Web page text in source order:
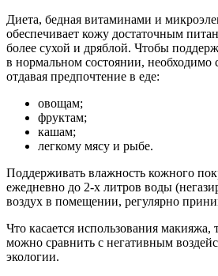
Диета, бедная витаминами и
обеспечивает кожу достаточным
более сухой и дряблой. Чтобы
в нормальном состоянии, необходимо
отдавая предпочтение в еде:
овощам;
фруктам;
кашам;
легкому мясу и рыбе.
Поддерживать влажность кожного
ежедневно до 2-х литров воды
воздух в помещении, регулярно
Что касается использования макияжа,
можно сравнить с негативным
экологии.